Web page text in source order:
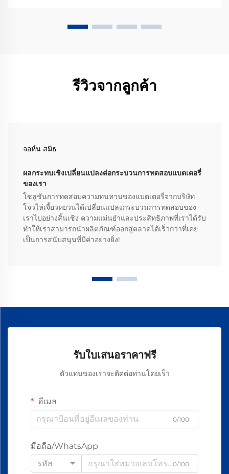
รีวิวจากลูกค้า
จอห์น สมิธ
ผลกระทบเชิงเปลี่ยนแปลงต่อกระบวนการทดสอบแบตเตอรี่
ของเรา
โซลูชันการทดสอบความทนทานของแบตเตอรี่จากบริษัท
โจวไห่เจี้ยวหยวนได้เปลี่ยนแปลงกระบวนการทดสอบของ
เราไปอย่างสิ้นเชิง ความแม่นยำและประสิทธิภาพที่เราได้รับ
ทำให้เราสามารถนำผลิตภัณฑ์ออกสู่ตลาดได้เร็วกว่าที่เคย
เป็นการสนับสนุนที่มีค่าอย่างยิ่ง!
รับใบเสนอราคาฟรี
ตัวแทนของเราจะติดต่อท่านโดยเร็ว
อีเมล
0/100
มือถือ/WhatsApp
รหัส
0/100